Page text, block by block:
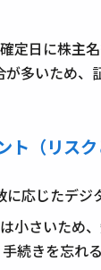
定日に株主
多いため
（リスク
に応じたデ
小さいため
続きを忘れ